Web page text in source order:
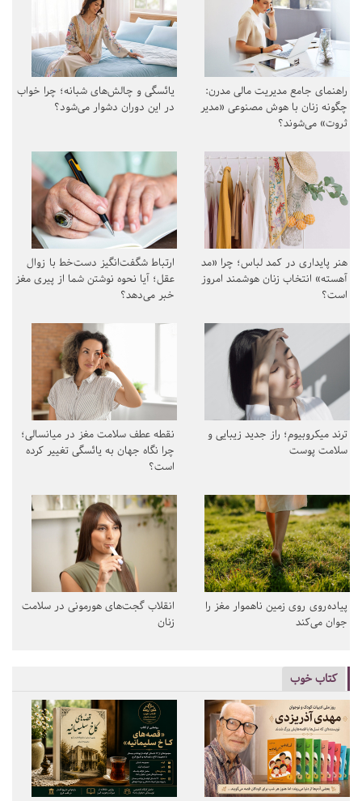
راهنمای جامع مدیریت مالی مدرن:
چگونه زنان با هوش مصنوعی «مدیر
ثروت» می‌شوند؟
یائسگی و چالش‌های شبانه؛ چرا خواب
در این دوران دشوار می‌شود؟
هنر پایداری در کمد لباس؛ چرا «مد
آهسته» انتخاب زنان هوشمند امروز
است؟
ارتباط شگفت‌انگیز دست‌خط با زوال
عقل؛ آیا نحوه نوشتن شما از پیری مغز
خبر می‌دهد؟
ترند میکروبیوم؛ راز جدید زیبایی و
سلامت پوست
نقطه عطف سلامت مغز در میانسالی؛
چرا نگاه جهان به یائسگی تغییر کرده
است؟
پیاده‌روی روی زمین ناهموار مغز را
جوان می‌کند
انقلاب گجت‌های هورمونی در سلامت
زنان
کتاب خوب